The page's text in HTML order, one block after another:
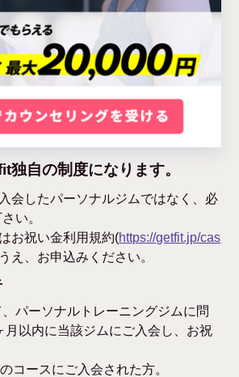
独自の制度になります。
会したパーソナルジムではなく、必
い。
お祝い金利用規約(https://getfit.jp/cas
え、お申込みください。
、パーソナルトレーニングジムに問
月以内に当該ジムにご入会し、お祝
コースにご入会された方。